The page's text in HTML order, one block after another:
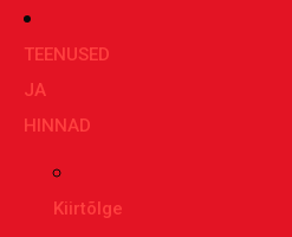
TEENUSED
JA
HINNAD
Kiirtõlge